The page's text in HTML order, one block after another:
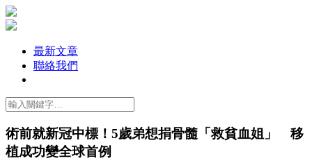
最新文章
聯絡我們
術前就新冠中標！5歲弟想捐骨髓「救貧血姐」 移
植成功變全球首例